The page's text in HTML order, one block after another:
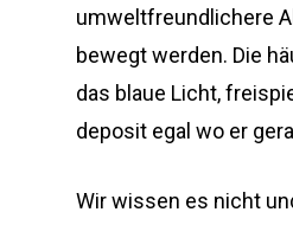
umweltfreundlichere
bewegt werden. Die
das blaue Licht,
deposit egal wo er
Wir wissen es nicht